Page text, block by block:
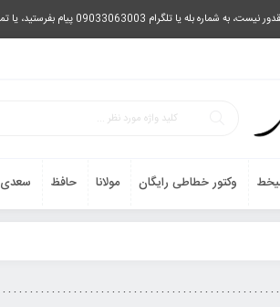
یا تماس بگیرید و طرح مورد نظر خود را دریافت نمایید.
وکتور خطاطی رایگان مولانا حافظ سعدی